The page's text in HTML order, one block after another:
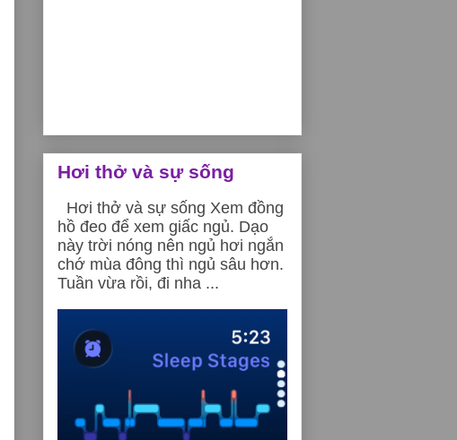
Hơi thở và sự sống
Hơi thở và sự sống Xem đồng
hồ đeo để xem giấc ngủ. Dạo
này trời nóng nên ngủ hơi ngắn
chớ mùa đông thì ngủ sâu hơn.
Tuần vừa rồi, đi nha ...